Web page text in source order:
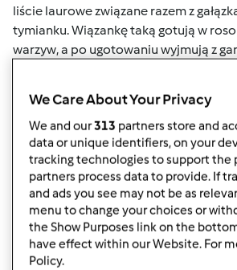
liście laurowe związane razem z
tymianku. Wiązankę taką gotują w
warzyw, a po ugotowaniu wyjmują z
może zdominować podstawowy
przyrządzanej potrawy. Przed
z jedzenia, by danie nie nabrało
smaku. Obowiązuje tu zasada - lepiej
Położeniu kilku liści laurowych w
odstrasza szkodniki. A trzymany w
mąką odstrasza wołki i inne
kosmetyceLiście laurowe pozwalają
pozbyć się łupieżu - sporządzamy
We Care About Your Privacy
We and our313 partners store and
data or unique identifiers, on your
tracking technologies to support the
partners process data to provide. If
and ads you see may not be as
menu to change your choices or
the Show Purposes link on the
have effect within our Website. For
Policy.